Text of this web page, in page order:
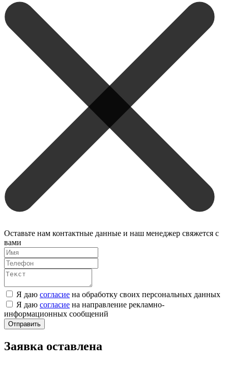
Оставьте нам контактные данные и наш менеджер свяжется с
вами
Я даю согласие на обработку своих персональных данных
Я даю согласие на направление рекламно-
информационных сообщений
Отправить
Заявка оставлена